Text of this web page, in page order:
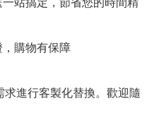
站搞定，節省您的時間精
購物有保障
進行客製化替換。歡迎隨